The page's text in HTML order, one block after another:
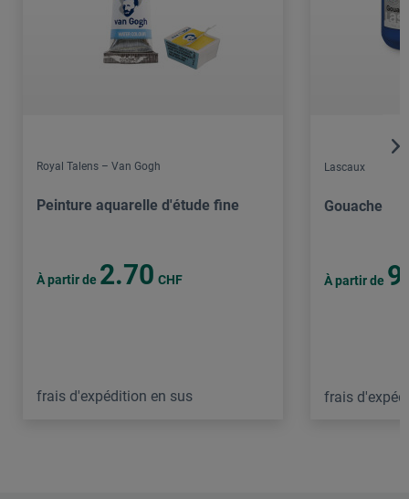
Royal Talens – Van Gogh
Peinture aquarelle d'étude fine
À partir de 2.70 CHF
frais d'expédition en sus
Lascaux
Gouache
À partir de
frais